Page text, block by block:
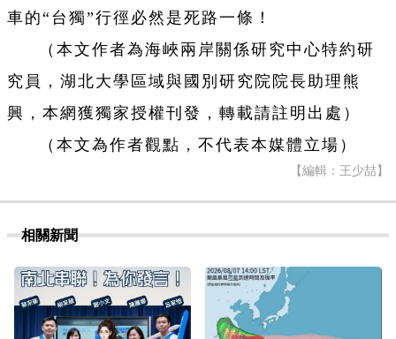
車的“台獨”行徑必然是死路一條！
（本文作者為海峽兩岸關係研究中心特約研
究員，湖北大學區域與國別研究院院長助理熊
興，本網獲獨家授權刊發，轉載請註明出處）
（本文為作者觀點，不代表本媒體立場）
【編輯：王少喆】
相關新聞